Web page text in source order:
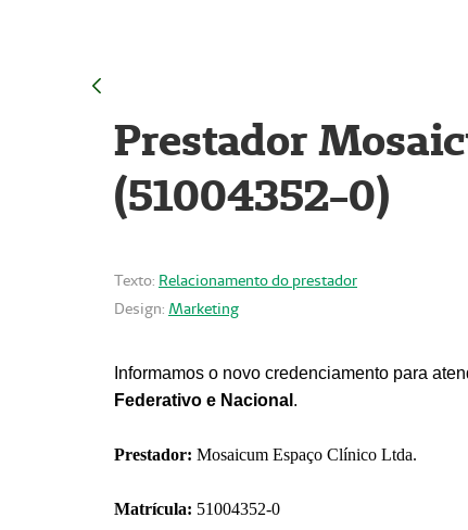
Prestador
(51004352-0)
Texto: Relacionamento do prestador
Design: Marketing
Informamos o novo credenciamento para
Federativo e Nacional .
Prestador: Mosaicum Espaço Clínico Ltda.
Matrícula: 51004352-0